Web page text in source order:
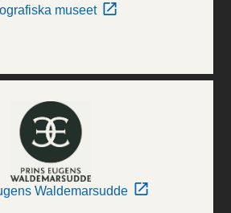
museet
Waldemarsudde